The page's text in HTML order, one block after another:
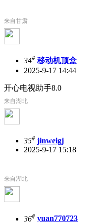
来自甘肃
34# 移动机顶盒
2025-9-17 14:44
开心电视助手8.0
来自湖北
35# jinweigj
2025-9-17 15:18
来自湖北
36# yuan770723